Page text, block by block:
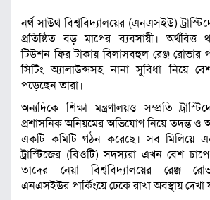
নর্থ সাউথ বিশ্ববিদ্যালয়ের (এনএসইউ)
প্রতিষ্ঠিত বড় মাপের ব্যবসায়ী। অর্থবিত্ত
টিউশন ফির টাকায় বিলাসবহুল রেঞ্জ রোভার
সিটিং অ্যালাউন্সসহ নানা সুবিধা নিয়ে
পড়েছেন তারা।
অন্যদিকে শিক্ষা মন্ত্রণালয়ও সম্প্রতি
প্রশাসনিক অনিয়মের অভিযোগ নিয়ে তদন্ত ও
একটি কমিটি গঠন করেছে। সব মিলিয়ে
ট্রাস্টিজের (বিওটি) সদস্যরা এখন বেশ
তাদের নেয়া বিশ্ববিদ্যালয়ের রেঞ্জ
এনএসইউর পার্কিংয়ে ঢেকে রাখা অবস্থায় দেখা